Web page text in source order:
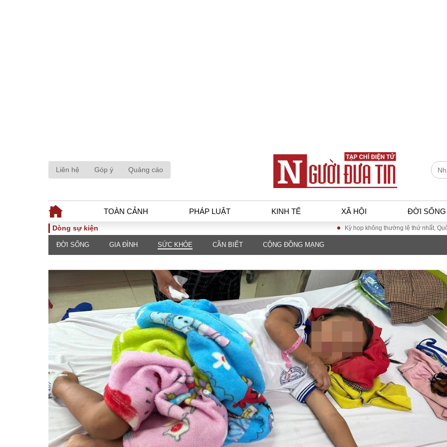
Liên hệ Góp ý Quảng cáo
TOÀN CẢNH PHÁP LUẬT KINH TẾ XÃ HỘI ĐỜI SỐNG
TOÀN CẢNH
Sự kiện
Đối thoại
Thế giới
PHÁP LUẬT
luật
Góc nhìn luật gia
Hồ sơ điều tra
Tiếng nói công dân
An ninh - Hình sự
KINH TẾ
Tài chính - Ngân
hàng
Kinh tế vĩ mô
Hồ sơ doanh
nghiệp
Xu hướng thị
trường
Tiêu dùng và dư
luận
Công nghệ
Giáo dục
Văn hoá
Môi trường
Giao
ĐA CHIỀU
Quan điểm
INFOCUS
Dòng sự kiện Kỳ họp không thường lệ thứ nhất, Quốc hội
ĐỜI SỐNG GIA ĐÌNH SỨC KHỎE CẦN BIẾT CỘNG ĐỒNG MẠNG